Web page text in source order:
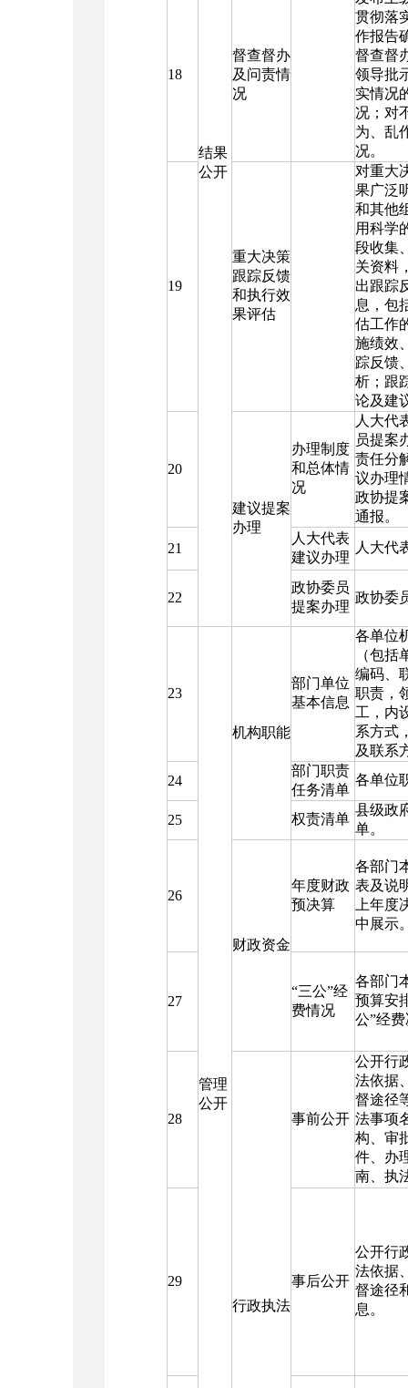
结果
公开
18
督查督办
及问责情
况
贯彻落
作报告
督查督
领导批
实情况
况；对
为、乱
况。
19
重大决策
跟踪反馈
和执行效
果评估
对重大
果广泛
和其他
用科学
段收集
关资料
出跟踪
息，包
估工作
施绩效
踪反馈
析；跟
论及建
20
建议提案
办理
办理制度
和总体情
况
人大代
员提案
责任分
议办理
政协提
通报。
21
人大代表
建议办理
人大代
22
政协委员
提案办理
政协委
23
管理
公开
机构职能
部门单位
基本信息
各单位
（包括
编码、
职责，
工，内
系方式
及联系
24
部门职责
任务清单
各单位
25 权责清单
县级政
单。
26
财政资金
年度财政
预决算
各部门
表及说
上年度
中展示
27
“三公”经
费情况
各部门
预算安
公”经
28
行政执法
事前公开
公开行
法依据
督途径
法事项
构、审
件、办
南、执
29 事后公开
公开行
法依据
督途径
息。